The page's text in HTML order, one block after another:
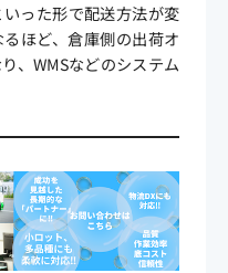
った形で配送方法が変
ほど、倉庫側の出荷オ
、WMSなどのシステム